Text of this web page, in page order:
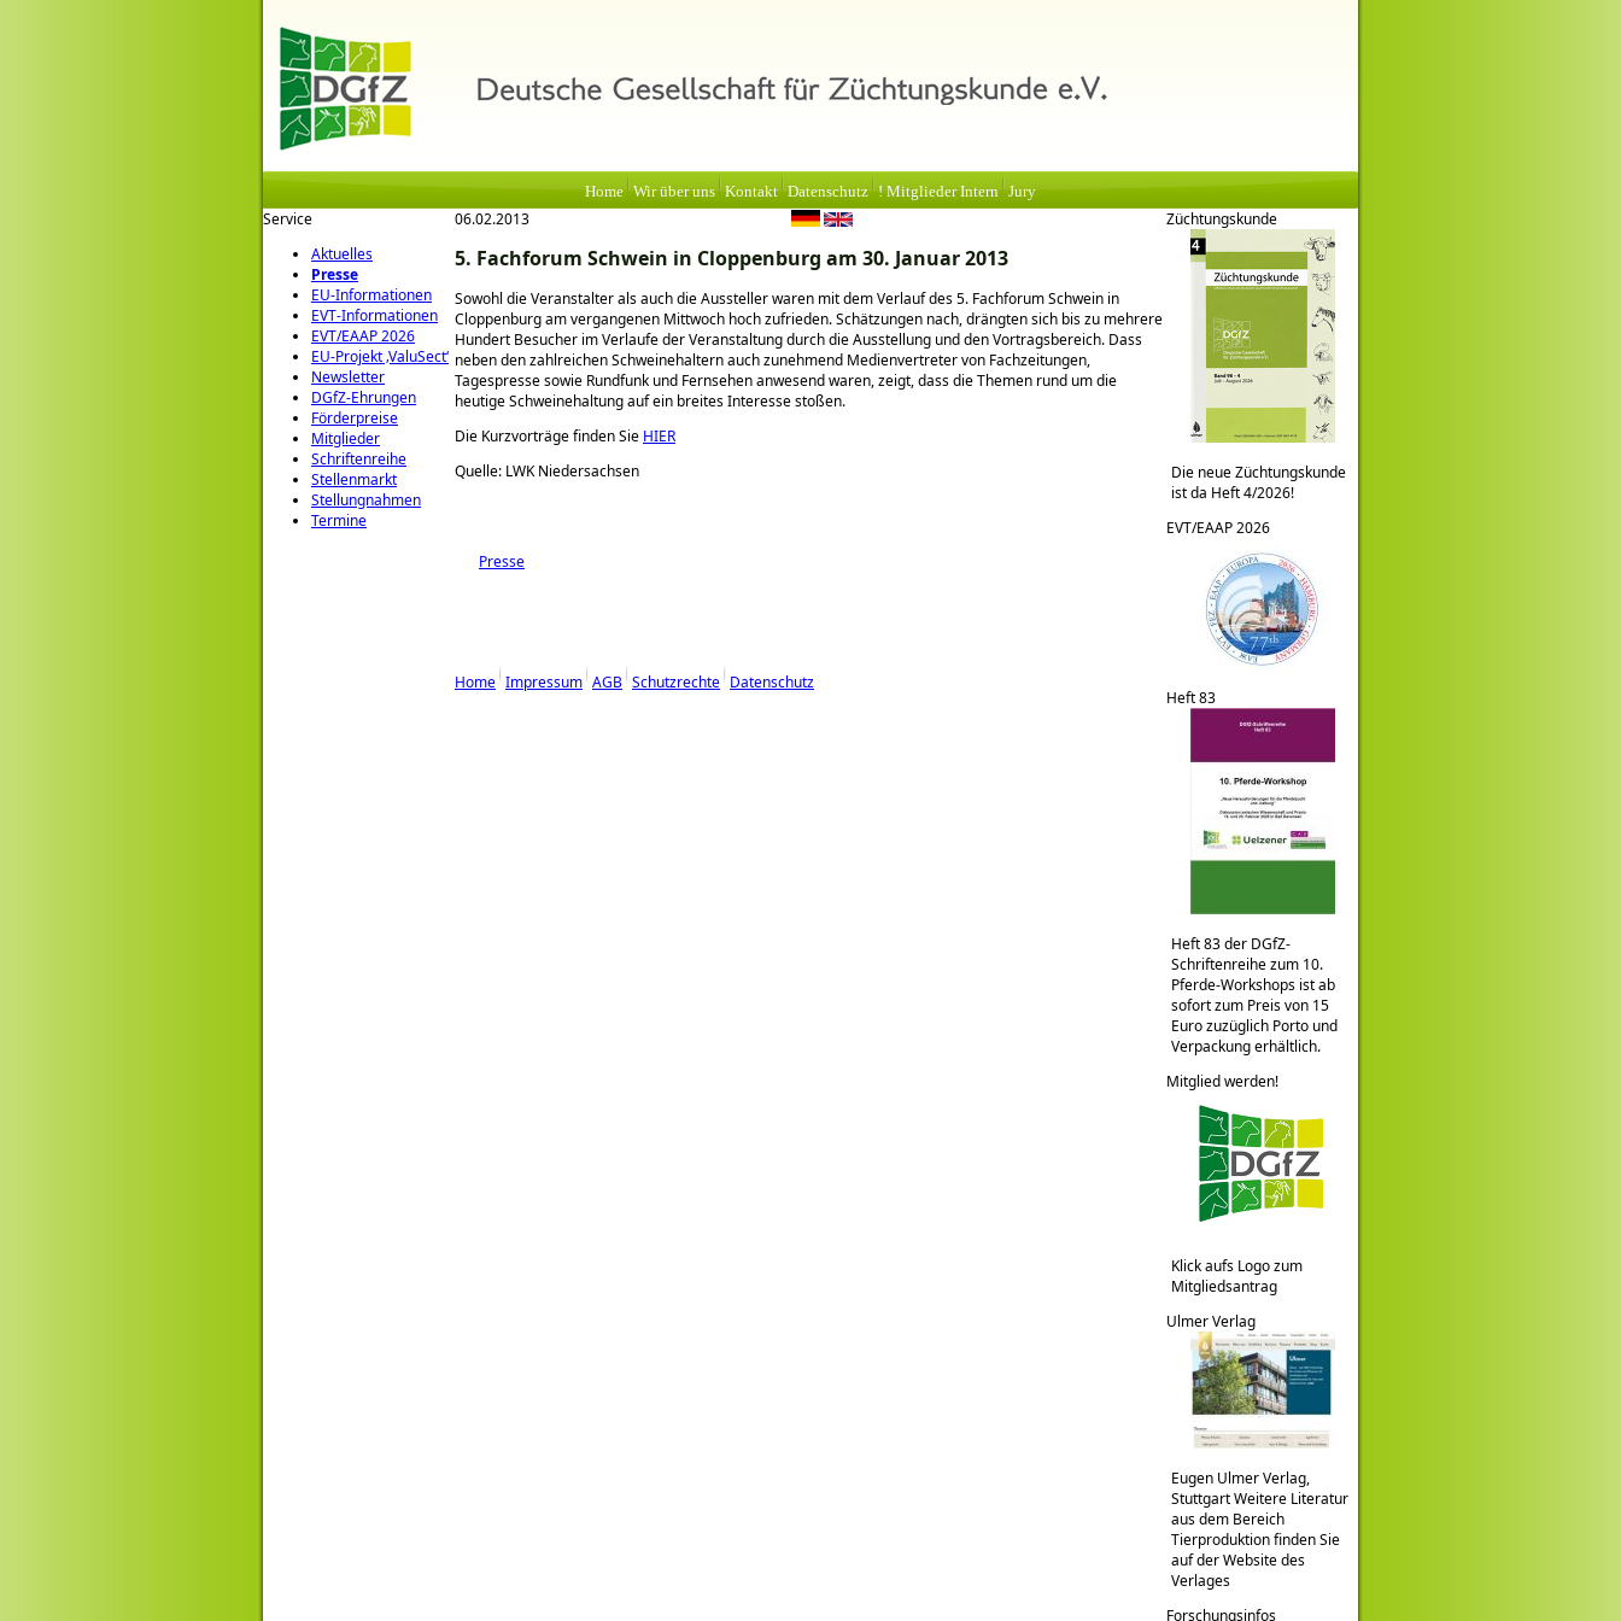
Home Wir über uns Kontakt Datenschutz ! Mitglieder Intern Jury
Service
Aktuelles
Presse
EU-Informationen
EVT-Informationen
EVT/EAAP 2026
EU-Projekt ‚ValuSect‘
Newsletter
DGfZ-Ehrungen
Förderpreise
Mitglieder
Schriftenreihe
Stellenmarkt
Stellungnahmen
Termine
06.02.2013
5. Fachforum Schwein in Cloppenburg am 30. Januar 2013
Sowohl die Veranstalter als auch die Aussteller waren mit dem Verlauf des 5. Fachforum Schwein in
Cloppenburg am vergangenen Mittwoch hoch zufrieden. Schätzungen nach, drängten sich bis zu mehrere
Hundert Besucher im Verlaufe der Veranstaltung durch die Ausstellung und den Vortragsbereich. Dass
neben den zahlreichen Schweinehaltern auch zunehmend Medienvertreter von Fachzeitungen,
Tagespresse sowie Rundfunk und Fernsehen anwesend waren, zeigt, dass die Themen rund um die
heutige Schweinehaltung auf ein breites Interesse stoßen.
Die Kurzvorträge finden Sie HIER
Quelle: LWK Niedersachsen
Presse
Home Impressum AGB Schutzrechte Datenschutz
Züchtungskunde
Die neue Züchtungskunde
ist da Heft 4/2026!
EVT/EAAP 2026
Heft 83
Heft 83 der DGfZ-
Schriftenreihe zum 10.
Pferde-Workshops ist ab
sofort zum Preis von 15
Euro zuzüglich Porto und
Verpackung erhältlich.
Mitglied werden!
Klick aufs Logo zum
Mitgliedsantrag
Ulmer Verlag
Eugen Ulmer Verlag,
Stuttgart Weitere Literatur
aus dem Bereich
Tierproduktion finden Sie
auf der Website des
Verlages
Forschungsinfos